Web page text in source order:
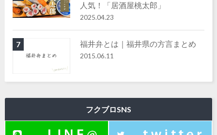
人気！「居酒屋桃太郎」
2025.04.23
7 福井弁とは｜福井県の方言まとめ
2015.06.11
フクブロSNS